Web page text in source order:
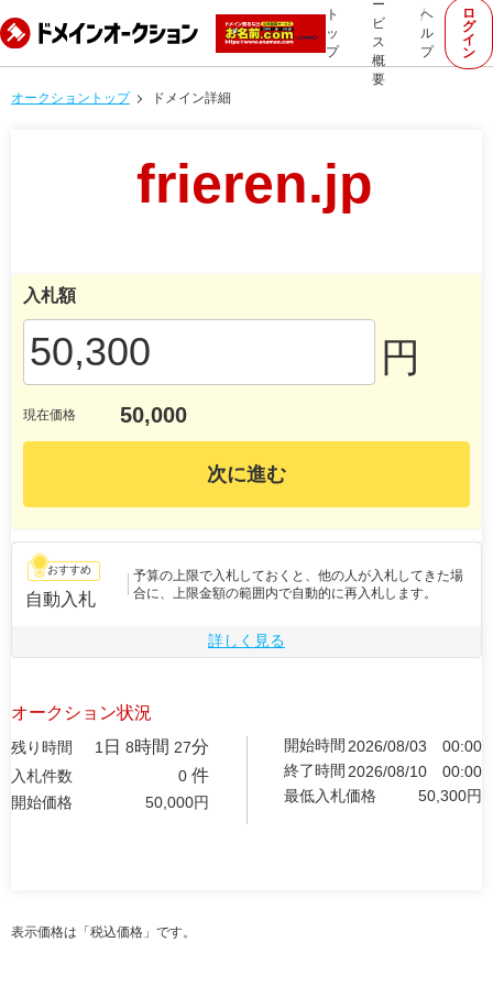
ト
ッ
プ
ー
ビ
ス
概
要
ヘ
ル
プ
ロ
グ
イ
ン
オークショントップ ドメイン詳細
frieren.jp
入札額
円
現在価格 50,000
次に進む
おすすめ
自動入札
予算の上限で入札しておくと、他の人が入札してきた場
合に、上限金額の範囲内で自動的に再入札します。
詳しく見る
オークション状況
残り時間 1 日 8時間 27分
入札件数 0 件
開始価格 50,000円
開始時間 2026/08/03
00:00
終了時間 2026/08/10
00:00
最低入札価格
50,300円
表示価格は「税込価格」です。